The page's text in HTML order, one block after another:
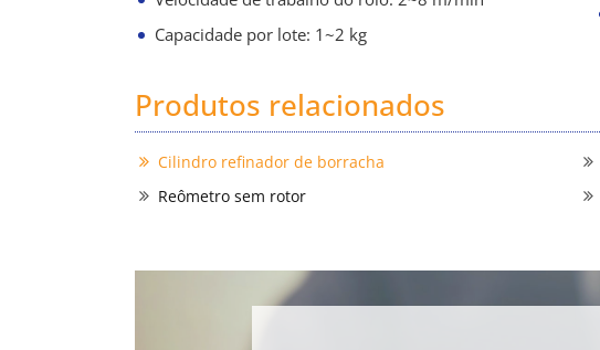
Capacidade por lote: 1~2 kg
Produtos relacionados
Cilindro refinador de borracha
Reômetro sem rotor